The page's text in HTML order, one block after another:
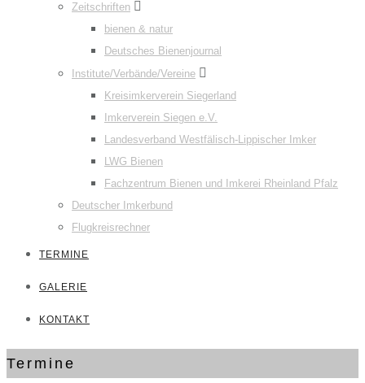
Zeitschriften
bienen & natur
Deutsches Bienenjournal
Institute/Verbände/Vereine
Kreisimkerverein Siegerland
Imkerverein Siegen e.V.
Landesverband Westfälisch-Lippischer Imker
LWG Bienen
Fachzentrum Bienen und Imkerei Rheinland Pfalz
Deutscher Imkerbund
Flugkreisrechner
TERMINE
GALERIE
KONTAKT
Termine